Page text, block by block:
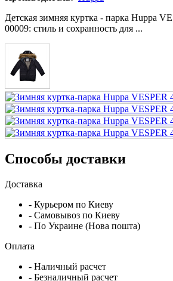
Детская зимняя куртка - парка Huppa
00009: cтиль и сохранность для ...
Способы доставки
Доставка
- Курьером по Киеву
- Самовывоз по Киеву
- По Украине (Нова пошта)
Оплата
- Наличный расчет
- Безналичный расчет